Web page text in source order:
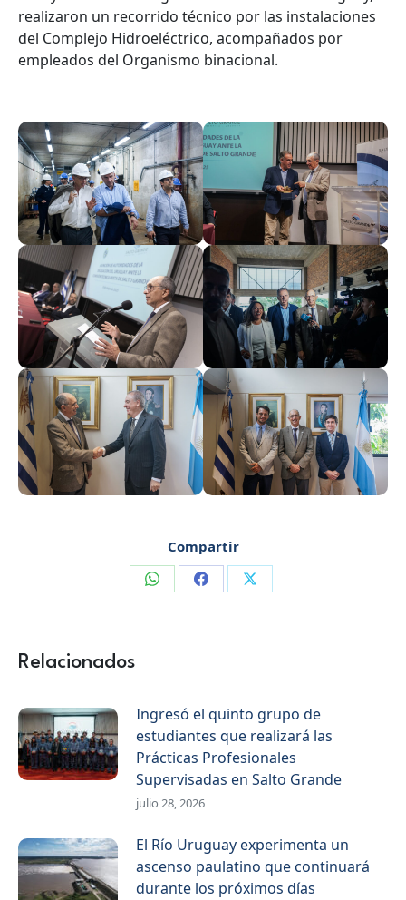
realizaron un recorrido técnico por las instalaciones
del Complejo Hidroeléctrico, acompañados por
empleados del Organismo binacional.
Compartir
CompartirCompartirCompartir
Relacionados
Ingresó el quinto grupo de
estudiantes que realizará las
Prácticas Profesionales
Supervisadas en Salto Grande
julio 28, 2026
El Río Uruguay experimenta un
ascenso paulatino que continuará
durante los próximos días